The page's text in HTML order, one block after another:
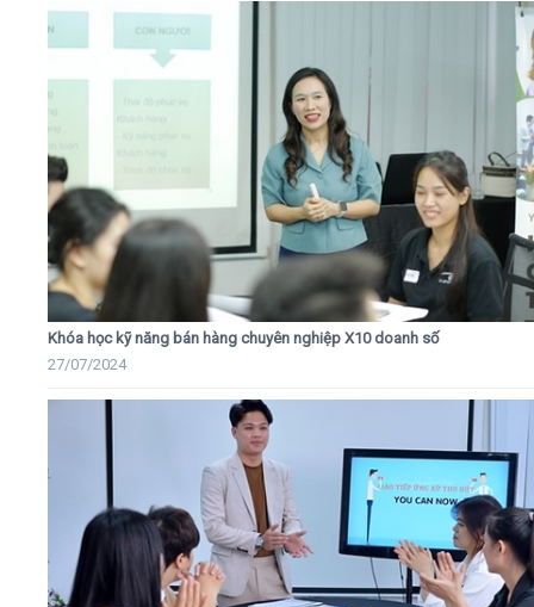
Khóa học kỹ năng bán hàng chuyên nghiệp X10 doanh số
27/07/2024